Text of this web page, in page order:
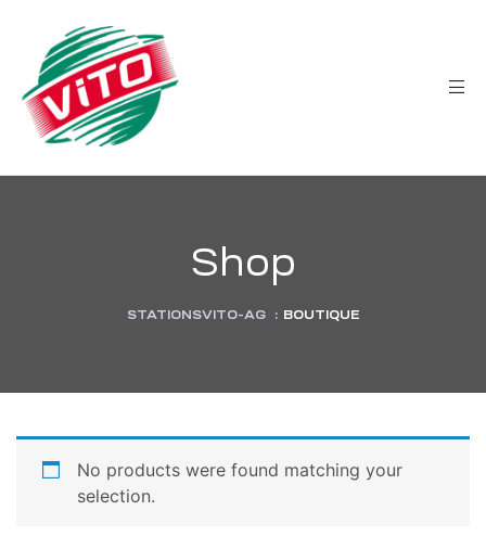
Shop
STATIONSVITO-AG : BOUTIQUE
No products were found matching your
selection.